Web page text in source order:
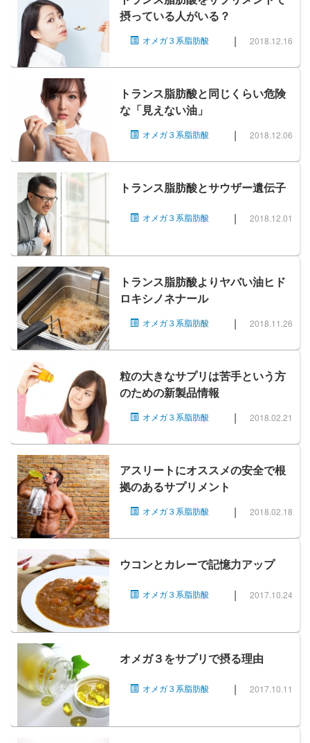
摂っている人がいる？
オメガ３系脂肪酸 | 2018.12.16
トランス脂肪酸と同じくらい危険
な「見えない油」
オメガ３系脂肪酸 | 2018.12.06
トランス脂肪酸とサウザー遺伝子
オメガ３系脂肪酸 | 2018.12.01
トランス脂肪酸よりヤバい油ヒド
ロキシノネナール
オメガ３系脂肪酸 | 2018.11.26
粒の大きなサプリは苦手という方
のための新製品情報
オメガ３系脂肪酸 | 2018.02.21
アスリートにオススメの安全で根
拠のあるサプリメント
オメガ３系脂肪酸 | 2018.02.18
ウコンとカレーで記憶力アップ
オメガ３系脂肪酸 | 2017.10.24
オメガ３をサプリで摂る理由
オメガ３系脂肪酸 | 2017.10.11